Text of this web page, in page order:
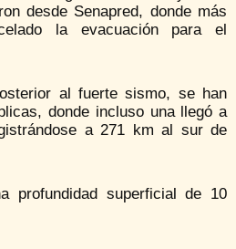
desde Senapred, donde más
la evacuación para el
al fuerte sismo, se han
donde incluso una llegó a
a 271 km al sur de
profundidad superficial de 10